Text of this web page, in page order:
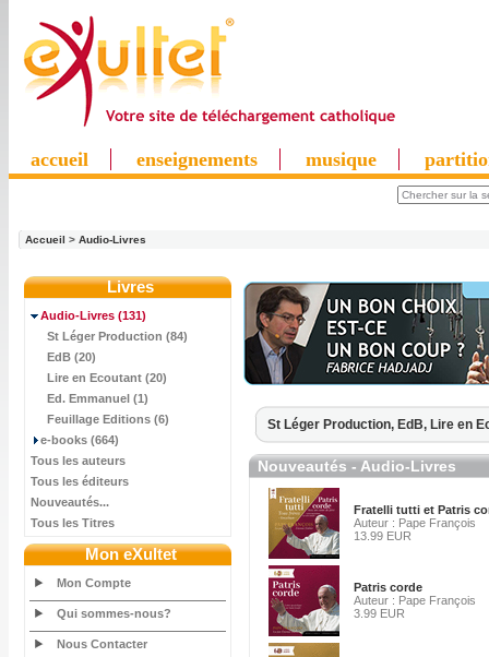
accueil enseignements musique
Accueil > Audio-Livres
Livres
Audio-Livres (131)
St Léger Production (84)
EdB (20)
Lire en Ecoutant (20)
Ed. Emmanuel (1)
Feuillage Editions (6)
e-books (664)
Tous les auteurs
Tous les éditeurs
Nouveautés...
Tous les Titres
Mon eXultet
Mon Compte
Qui sommes-nous?
Nous Contacter
St Léger Production, EdB, Lire en
Nouveautés - Audio-Livres
Fratelli tutti et Patris
Auteur : Pape François
13.99 EUR
Patris corde
Auteur : Pape François
3.99 EUR